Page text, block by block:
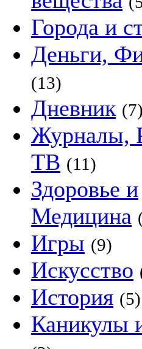
Города и
Деньги,
(13)
Дневник (7)
Журналы,
ТВ (11)
Здоровье и
Медицина
Игры (9)
Искусство
История (5)
Каникулы